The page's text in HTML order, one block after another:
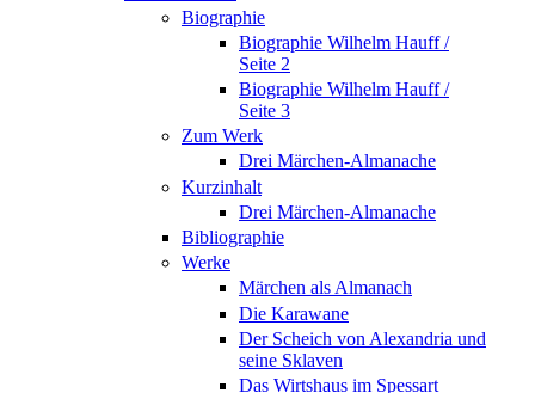
Biographie
Biographie Wilhelm Hauff /
Seite 2
Biographie Wilhelm Hauff /
Seite 3
Zum Werk
Drei Märchen-Almanache
Kurzinhalt
Drei Märchen-Almanache
Bibliographie
Werke
Märchen als Almanach
Die Karawane
Der Scheich von Alexandria und
seine Sklaven
Das Wirtshaus im Spessart